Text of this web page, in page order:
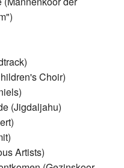
Choir)
(Jigdaljahu)
Artists)